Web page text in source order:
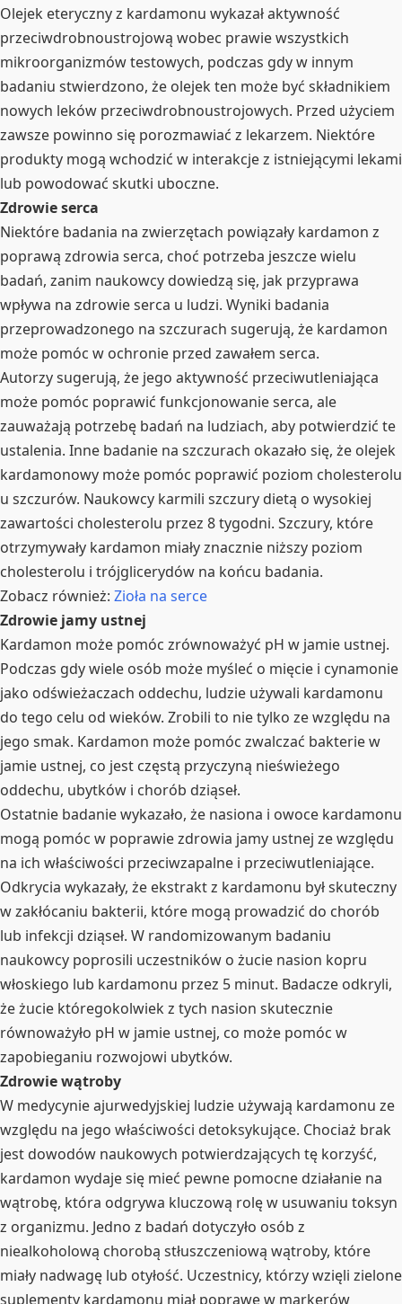
Olejek eteryczny z kardamonu wykazał aktywność
przeciwdrobnoustrojową wobec prawie wszystkich
mikroorganizmów testowych, podczas gdy w innym
badaniu stwierdzono, że olejek ten może być składnikiem
nowych leków przeciwdrobnoustrojowych. Przed użyciem
zawsze powinno się porozmawiać z lekarzem. Niektóre
produkty mogą wchodzić w interakcje z istniejącymi lekami
lub powodować skutki uboczne.
Zdrowie serca
Niektóre badania na zwierzętach powiązały kardamon z
poprawą zdrowia serca, choć potrzeba jeszcze wielu
badań, zanim naukowcy dowiedzą się, jak przyprawa
wpływa na zdrowie serca u ludzi. Wyniki badania
przeprowadzonego na szczurach sugerują, że kardamon
może pomóc w ochronie przed zawałem serca.
Autorzy sugerują, że jego aktywność przeciwutleniająca
może pomóc poprawić funkcjonowanie serca, ale
zauważają potrzebę badań na ludziach, aby potwierdzić te
ustalenia. Inne badanie na szczurach okazało się, że olejek
kardamonowy może pomóc poprawić poziom cholesterolu
u szczurów. Naukowcy karmili szczury dietą o wysokiej
zawartości cholesterolu przez 8 tygodni. Szczury, które
otrzymywały kardamon miały znacznie niższy poziom
cholesterolu i trójglicerydów na końcu badania.
Zobacz również: Zioła na serce
Zdrowie jamy ustnej
Kardamon może pomóc zrównoważyć pH w jamie ustnej.
Podczas gdy wiele osób może myśleć o mięcie i cynamonie
jako odświeżaczach oddechu, ludzie używali kardamonu
do tego celu od wieków. Zrobili to nie tylko ze względu na
jego smak. Kardamon może pomóc zwalczać bakterie w
jamie ustnej, co jest częstą przyczyną nieświeżego
oddechu, ubytków i chorób dziąseł.
Ostatnie badanie wykazało, że nasiona i owoce kardamonu
mogą pomóc w poprawie zdrowia jamy ustnej ze względu
na ich właściwości przeciwzapalne i przeciwutleniające.
Odkrycia wykazały, że ekstrakt z kardamonu był skuteczny
w zakłócaniu bakterii, które mogą prowadzić do chorób
lub infekcji dziąseł. W randomizowanym badaniu
naukowcy poprosili uczestników o żucie nasion kopru
włoskiego lub kardamonu przez 5 minut. Badacze odkryli,
że żucie któregokolwiek z tych nasion skutecznie
równoważyło pH w jamie ustnej, co może pomóc w
zapobieganiu rozwojowi ubytków.
Zdrowie wątroby
W medycynie ajurwedyjskiej ludzie używają kardamonu ze
względu na jego właściwości detoksykujące. Chociaż brak
jest dowodów naukowych potwierdzających tę korzyść,
kardamon wydaje się mieć pewne pomocne działanie na
wątrobę, która odgrywa kluczową rolę w usuwaniu toksyn
z organizmu. Jedno z badań dotyczyło osób z
niealkoholową chorobą stłuszczeniową wątroby, które
miały nadwagę lub otyłość. Uczestnicy, którzy wzięli zielone
suplementy kardamonu miał poprawę w markerów